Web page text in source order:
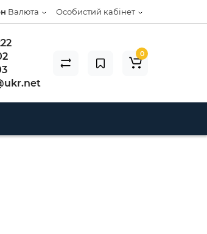
Особистий кабінет
Валюта
0